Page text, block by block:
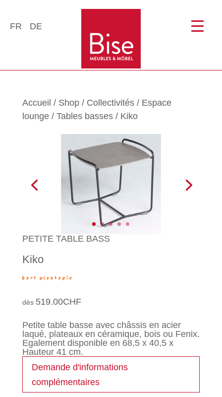
FR DE
Accueil / Shop/ Collectivités/ Espace
lounge/ Tables basses/ Kiko
PETITE TABLE BASS
Kiko
519.00CHF
Petite table basse avec châssis en acier
laqué, plateaux en céramique, bois ou Fenix.
Egalement disponible en 68,5 x 40,5 x
Hauteur 41 cm.
Demande d'informations
complémentaires